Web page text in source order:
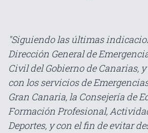
"Siguiendo las últimas
Dirección General de
Civil del Gobierno de Canarias,
con los servicios de
Gran Canaria, la Consejería de
Formación Profesional,
Deportes, y con el fin de evitar